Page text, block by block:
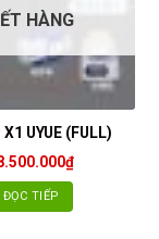
HÀNG
X1 UYUE (FULL)
₫
ĐỌC TIẾP